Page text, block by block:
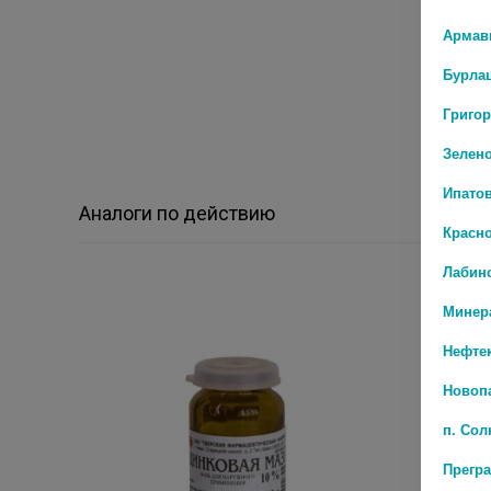
Аналоги по действию
п.